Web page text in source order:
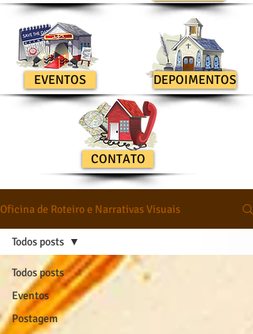
EVENTOS DEPOIMENTOS
CONTATO
Oficina de Roteiro e Narrativas Visuais
Todos posts
Eventos
Postagem
Todos posts